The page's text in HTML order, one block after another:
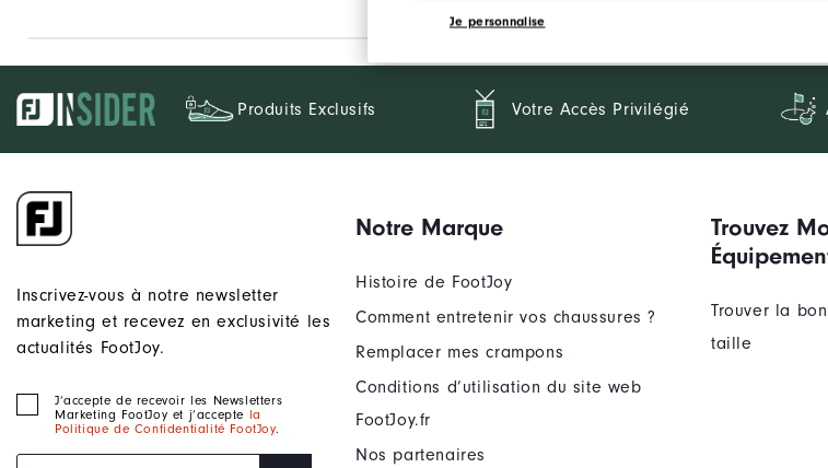
Je personnalise
Produits Exclusifs Votre Accès Privilégié
Inscrivez-vous à notre newsletter
marketing et recevez en exclusivité les
actualités FootJoy.
J‘accepte de recevoir les Newsletters
Marketing FootJoy et j’accepte la
Politique de Confidentialité FootJoy.
Notre Marque
Histoire de FootJoy
Comment entretenir vos chaussures ?
Remplacer mes crampons
Conditions d’utilisation du site web
FootJoy.fr
Nos partenaires
Trouvez
Trouver la
taille